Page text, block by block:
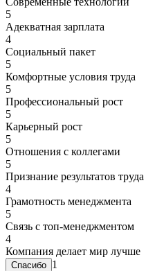
5
Адекватная зарплата
4
Социальный пакет
5
Комфортные условия труда
5
Профессиональный рост
5
Карьерный рост
5
Отношения с коллегами
5
Признание результатов труда
4
Грамотность менеджмента
5
Связь с топ-менеджментом
4
Компания делает мир лучше
1